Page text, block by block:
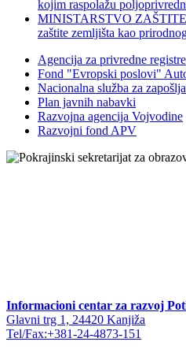
kojim raspolažu
MINISTARSTVO ZAŠTITE
zaštite zemljišta kao
Agencija za privredne registre
Fond "Evropski poslovi"
Nacionalna služba za
Plan javnih nabavki
Razvojna agencija Vojvodine
Razvojni fond APV
Informacioni centar za razvoj
Glavni trg 1, 24420 Kanjiža
Tel/Fax:+381-24-4873-151